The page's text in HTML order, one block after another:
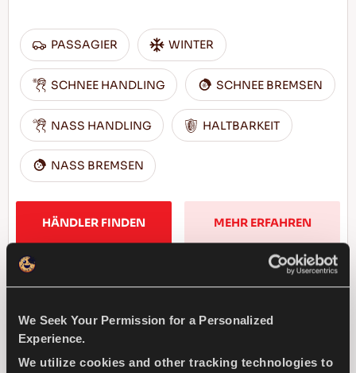
We Seek Your Permission for a Personalized
Experience.
We utilize cookies and other tracking technologies to
PASSAGIER WINTER
SCHNEE HANDLING SCHNEE BREMSEN
NASS HANDLING HALTBARKEIT
NASS BREMSEN
HÄNDLER FINDEN MEHR ERFAHREN
+